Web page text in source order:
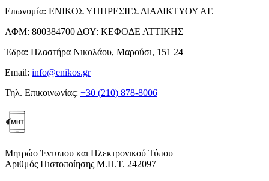
Επωνυμία: ΕΝΙΚΟΣ ΥΠΗΡΕΣΙΕΣ ΔΙΑΔΙΚΤΥΟΥ ΑΕ
ΑΦΜ: 800384700 ΔΟΥ: ΚΕΦΟΔΕ ΑΤΤΙΚΗΣ
Έδρα: Πλαστήρα Νικολάου, Μαρούσι, 151 24
Email: info@enikos.gr
Τηλ. Επικοινωνίας: +30 (210) 878-8006
Μητρώο Έντυπου και Ηλεκτρονικού Τύπου
Αριθμός Πιστοποίησης Μ.Η.Τ. 242097